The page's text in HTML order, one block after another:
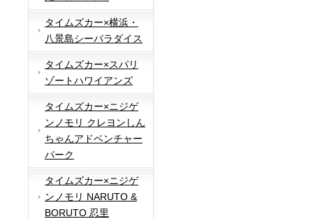
タイムズカー×横浜・
八景島シーパラダイス
タイムズカー×スパリ
ゾートハワイアンズ
タイムズカー×ニジゲ
ンノモリ クレヨンしん
ちゃんアドベンチャー
パーク
タイムズカー×ニジゲ
ンノモリ NARUTO &
BORUTO 忍里